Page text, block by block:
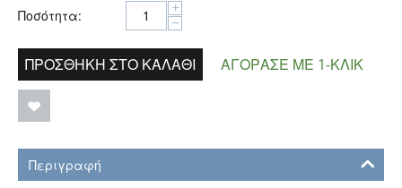
Ποσότητα:
+
−
ΠΡΟΣΘΉΚΗ ΣΤΟ ΚΑΛΆΘΙ ΑΓΌΡΑΣΕ ΜΕ 1-ΚΛΙΚ
Περιγραφή